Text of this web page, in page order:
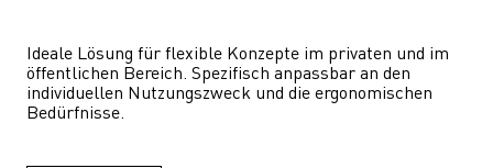
Ideale Lösung für flexible Konzepte im privaten und im
öffentlichen Bereich. Spezifisch anpassbar an den
individuellen Nutzungszweck und die ergonomischen
Bedürfnisse.